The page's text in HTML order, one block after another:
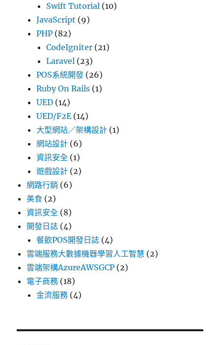
Swift Tutorial (10)
JavaScript (9)
PHP (82)
CodeIgniter (21)
Laravel (23)
POS系統開發 (26)
Ruby On Rails (1)
UED (14)
UED/F2E (14)
大型網站／架構設計 (1)
網站設計 (6)
資訊安全 (1)
遊戲設計 (2)
網路行銷 (6)
美食 (2)
資訊安全 (8)
開發日誌 (4)
餐飲POS開發日誌 (4)
雲端服務大數據機器學習人工智慧 (2)
雲端架構AzureAWSGCP (2)
電子商務 (18)
金流服務 (4)